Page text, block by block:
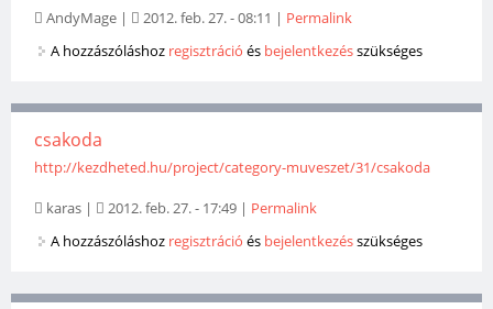
AndyMage | 2012. feb. 27. - 08:11 | Permalink
A hozzászóláshoz regisztráció és bejelentkezésszükséges
csakoda
http://kezdheted.hu/project/category-muveszet/31/csakoda
karas | 2012. feb. 27. - 17:49 | Permalink
A hozzászóláshoz regisztráció és bejelentkezésszükséges